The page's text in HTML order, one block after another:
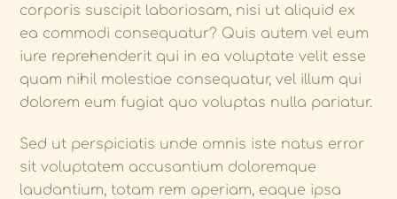
corporis suscipit laboriosam, nisi ut aliquid ex
ea commodi consequatur? Quis autem vel eum
iure reprehenderit qui in ea voluptate velit esse
quam nihil molestiae consequatur, vel illum qui
dolorem eum fugiat quo voluptas nulla pariatur.
Sed ut perspiciatis unde omnis iste natus error
sit voluptatem accusantium doloremque
laudantium, totam rem aperiam, eaque ipsa